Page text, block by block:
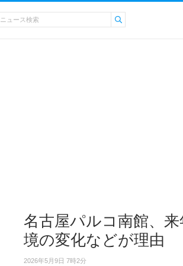
名古屋パルコ南館、
境の変化などが理由
2026年5月9日 7時2分